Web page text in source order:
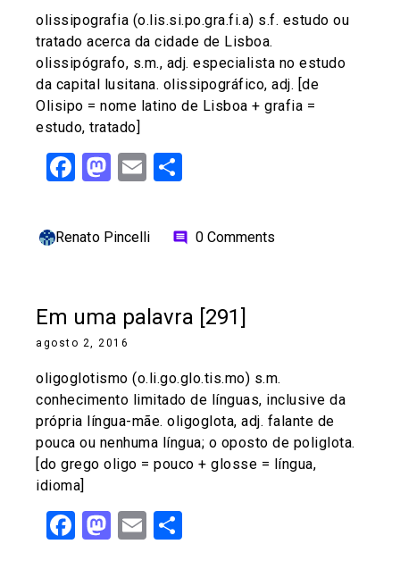
olissipografia (o.lis.si.po.gra.fi.a) s.f. estudo ou
tratado acerca da cidade de Lisboa.
olissipógrafo, s.m., adj. especialista no estudo
da capital lusitana. olissipográfico, adj. [de
Olisipo = nome latino de Lisboa + grafia =
estudo, tratado]
Facebook
Mastodon
Email
Renato Pincelli comment 0 Comments
Em uma palavra [291]
agosto 2, 2016
oligoglotismo (o.li.go.glo.tis.mo) s.m.
conhecimento limitado de línguas, inclusive da
própria língua-mãe. oligoglota, adj. falante de
pouca ou nenhuma língua; o oposto de poliglota.
[do grego oligo = pouco + glosse = língua,
idioma]
Facebook
Mastodon
Email